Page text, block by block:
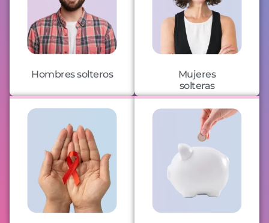
Hombres solteros
Mujeres
solteras